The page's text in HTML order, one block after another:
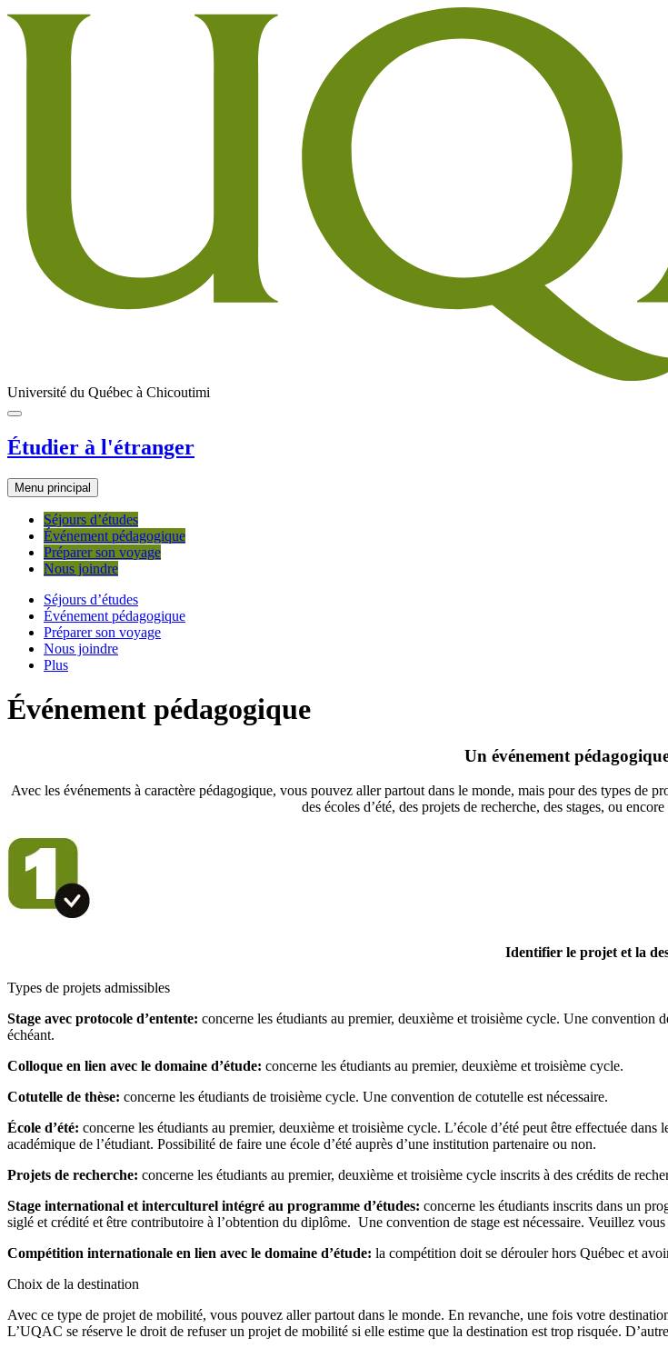
Université du Québec à Chicoutimi
Étudier à l'étranger
Menu principal
Séjours d’études
Événement pédagogique
Préparer son voyage
Nous joindre
Séjours d’études
Événement pédagogique
Préparer son voyage
Nous joindre
Plus
Événement pédagogique
Un événement
Avec les événements à caractère pédagogique, vous pouvez aller partout dans le monde, mais pour des types de
des écoles d’été, des projets de recherche, des stages, ou
Identifier le projet et la
Types de projets admissibles
Stage avec protocole d’entente: concerne les étudiants au premier, deuxième et troisième cycle. Une convention
échéant.
Colloque en lien avec le domaine d’étude: concerne les étudiants au premier, deuxième et troisième cycle.
Cotutelle de thèse: concerne les étudiants de troisième cycle. Une convention de cotutelle est nécessaire.
École d’été: concerne les étudiants au premier, deuxième et troisième cycle. L’école d’été peut être effectuée
académique de l’étudiant. Possibilité de faire une école d’été auprès d’une institution partenaire ou non.
Projets de recherche: concerne les étudiants au premier, deuxième et troisième cycle inscrits à des crédits de
Stage international et interculturel intégré au programme d’études: concerne les étudiants inscrits dans un
siglé et crédité et être contributoire à l’obtention du diplôme. Une convention de stage est nécessaire. Veuillez
Compétition internationale en lien avec le domaine d’étude: la compétition doit se dérouler hors Québec et
Choix de la destination
Avec ce type de projet de mobilité, vous pouvez aller partout dans le monde. En revanche, une fois votre
L’UQAC se réserve le droit de refuser un projet de mobilité si elle estime que la destination est trop risquée.